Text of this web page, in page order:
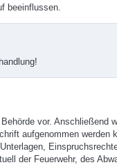
beeinflussen.
vor. Anschließend
aufgenommen werden
der Feuerwehr, des